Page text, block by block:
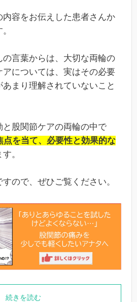
内容をお伝えした患者さんか
の言葉からは、大切な両輪の
については、実はその必要
まり理解されていないこと
股関節ケアの両輪の中で
点を当て、必要性と効果的な
。
ので、ぜひご覧ください。
続きを読む